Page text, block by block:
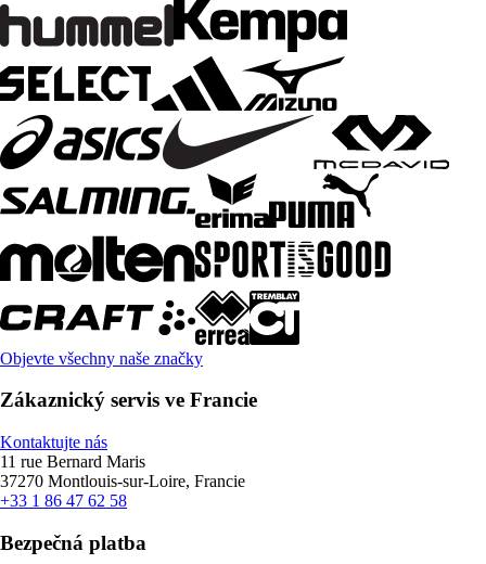
Objevte všechny naše značky
Zákaznický servis ve Francie
Kontaktujte nás
11 rue Bernard Maris
37270 Montlouis-sur-Loire, Francie
+33 1 86 47 62 58
Bezpečná platba